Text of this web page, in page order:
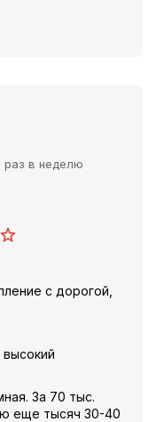
раз в неделю
с дорогой,
За 70 тыс.
еще тысяч 30-40